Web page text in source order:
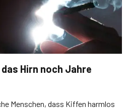
Hirn noch Jahre
Menschen, dass Kiffen harmlos